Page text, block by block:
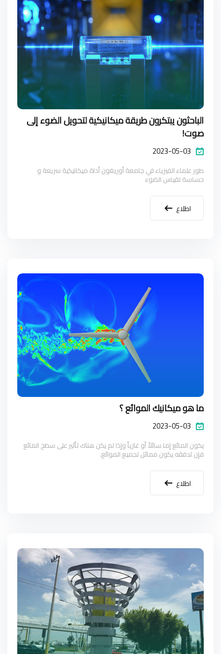
الباحثون يبتكرون طريقة ميكانيكية لتحويل الضوء إلى
صوت!
2023-05-03
طور علماء الفيزياء في جامعة أوريغون أداة ميكانيكية سريعة و
حساسة لقياس الضوء
اطلاع
ما هو ميكانيك الموائع ؟
2023-05-03
يكون المائع إما سائلاً أو غازياً وإذا لم يكن هناك تأثير على سطح المائع
فإن تدفقه يكون مماثل لجميع الموائع.
اطلاع